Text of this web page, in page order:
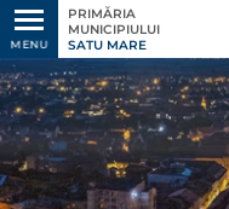
MENU
PRIMĂRIA
MUNICIPIULUI
SATU MARE